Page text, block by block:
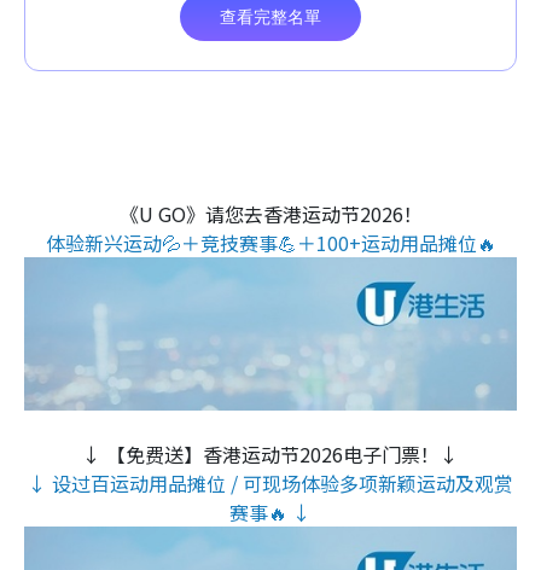
《U GO》请您去香港运动节2026！
体验新兴运动💦＋竞技赛事💪＋100+运动用品摊位🔥
↓ 【免费送】香港运动节2026电子门票！↓
↓ 设过百运动用品摊位 / 可现场体验多项新颖运动及观赏
赛事🔥 ↓